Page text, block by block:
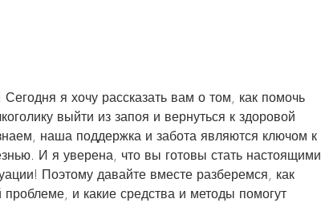
я хочу рассказать вам о том, как помочь
выйти из запоя и вернуться к здоровой
наша поддержка и забота являются ключом к
И я уверена, что вы готовы стать настоящими
Поэтому давайте вместе разберемся, как
и какие средства и методы помогут